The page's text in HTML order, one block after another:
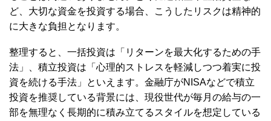
ど、大切な資金を投資する場合、こうしたリスクは精神的
に大きな負担となります。
整理すると、一括投資は「リターンを最大化するための手
法」、積立投資は「心理的ストレスを軽減しつつ着実に投
資を続ける手法」といえます。金融庁がNISAなどで積立
投資を推奨している背景には、現役世代が毎月の給与の一
部を無理なく長期的に積み立てるスタイルを想定している